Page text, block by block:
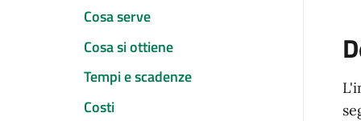
Cosa serve
Cosa si ottiene
Tempi e scadenze
Costi